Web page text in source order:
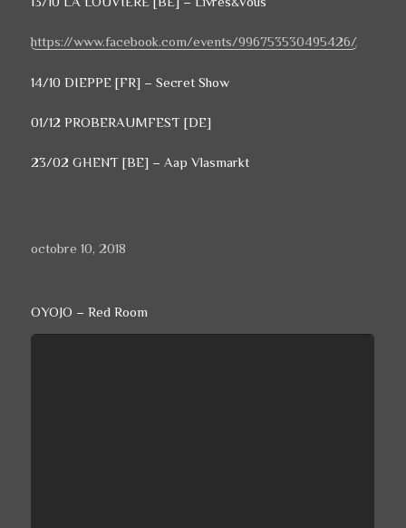
https://www.facebook.com/events/996753530495426/
14/10 DIEPPE [FR] – Secret Show
01/12 PROBERAUMFEST [DE]
23/02 GHENT [BE] – Aap Vlasmarkt
Publié
octobre 10, 2018
OYOJO – Red Room